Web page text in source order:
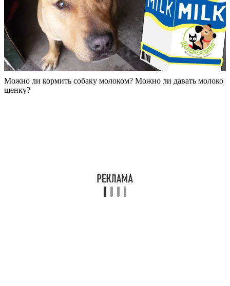
Можно ли кормить собаку молоком? Можно ли давать молоко
щенку?